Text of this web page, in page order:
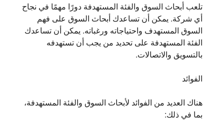
تلعب أبحاث السوق والفئة المستهدفة دورًا مهمًا في نجاح
أي شركة. يمكن أن تساعدك أبحاث السوق على فهم
السوق المستهدف واحتياجاته ورغباته. يمكن أن تساعدك
الفئة المستهدفة على تحديد من يجب أن تستهدفه
بالتسويق والاتصالات.
الفوائد
هناك العديد من الفوائد لأبحاث السوق والفئة المستهدفة،
بما في ذلك: